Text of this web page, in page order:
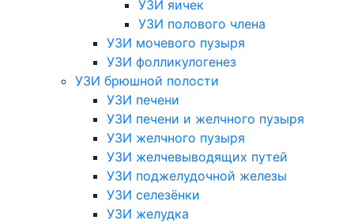
УЗИ яичек
УЗИ полового члена
УЗИ мочевого пузыря
УЗИ фолликулогенез
УЗИ брюшной полости
УЗИ печени
УЗИ печени и желчного пузыря
УЗИ желчного пузыря
УЗИ желчевыводящих путей
УЗИ поджелудочной железы
УЗИ селезёнки
УЗИ желудка